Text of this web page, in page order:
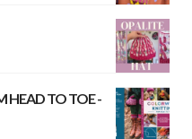
HEAD TO TOE -